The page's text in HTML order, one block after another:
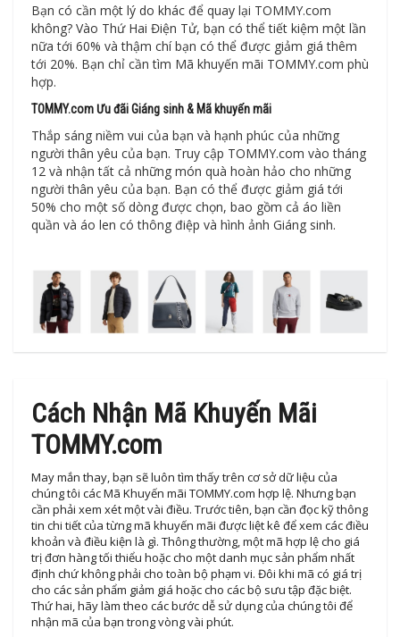
Bạn có cần một lý do khác để quay lại TOMMY.com
không? Vào Thứ Hai Điện Tử, bạn có thể tiết kiệm một lần
nữa tới 60% và thậm chí bạn có thể được giảm giá thêm
tới 20%. Bạn chỉ cần tìm Mã khuyến mãi TOMMY.com phù
hợp.
TOMMY.com Ưu đãi Giáng sinh & Mã khuyến mãi
Thắp sáng niềm vui của bạn và hạnh phúc của những
người thân yêu của bạn. Truy cập TOMMY.com vào tháng
12 và nhận tất cả những món quà hoàn hảo cho những
người thân yêu của bạn. Bạn có thể được giảm giá tới
50% cho một số dòng được chọn, bao gồm cả áo liền
quần và áo len có thông điệp và hình ảnh Giáng sinh.
Cách Nhận Mã Khuyến Mãi
TOMMY.com
May mắn thay, bạn sẽ luôn tìm thấy trên cơ sở dữ liệu của
chúng tôi các Mã Khuyến mãi TOMMY.com hợp lệ. Nhưng bạn
cần phải xem xét một vài điều. Trước tiên, bạn cần đọc kỹ thông
tin chi tiết của từng mã khuyến mãi được liệt kê để xem các điều
khoản và điều kiện là gì. Thông thường, một mã hợp lệ cho giá
trị đơn hàng tối thiểu hoặc cho một danh mục sản phẩm nhất
định chứ không phải cho toàn bộ phạm vi. Đôi khi mã có giá trị
cho các sản phẩm giảm giá hoặc cho các bộ sưu tập đặc biệt.
Thứ hai, hãy làm theo các bước dễ sử dụng của chúng tôi để
nhận mã của bạn trong vòng vài phút.